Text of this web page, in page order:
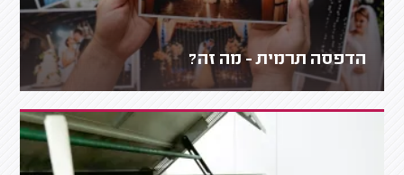
הדפסה תרמית - מה זה?